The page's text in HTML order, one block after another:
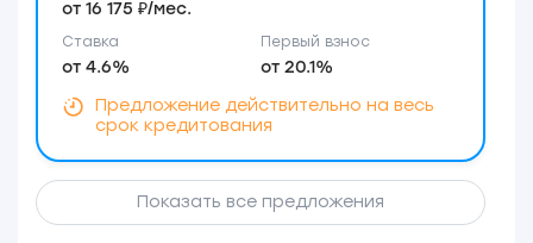
Ставка
от 4.6%
Первый взнос
от 20.1%
от 16 175 ₽/мес.
Предложение действительно на весь
срок кредитования
Показать все предложения